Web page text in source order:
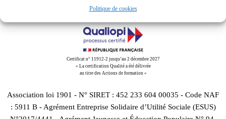
Politique de cookies
Certificat n° 11912-2 jusqu’au 2 décembre 2027
« La certification Qualité a été délivrée
au titre des Actions de formation »
Association loi 1901 - N° SIRET : 452 233 604 00035 - Code NAF
: 5911 B - Agrément Entreprise Solidaire d’Utilité Sociale (ESUS)